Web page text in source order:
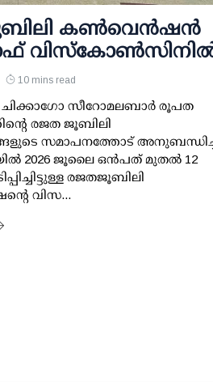
കണ്‍വെന്‍ഷന്‍
10 mins read
ചിക്കാഗോ സീറോമലബാര്‍ രൂപത
രജത ജൂബിലി
സമാപനത്തോട്
2026 ജൂലൈ ഒന്‍പത് മുതല്‍ 12
രജതജൂബിലി
വിസ...